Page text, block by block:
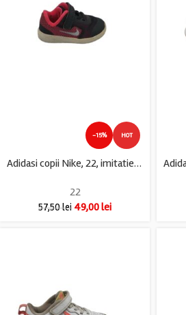
-15% HOT
Adidasi copii Nike, 22, imitatie de piele, material textil, negru roz
22
57,50lei 49,00lei